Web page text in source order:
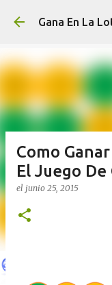
Ir
Gana En La
Como
El Juego De
el junio 25, 2015